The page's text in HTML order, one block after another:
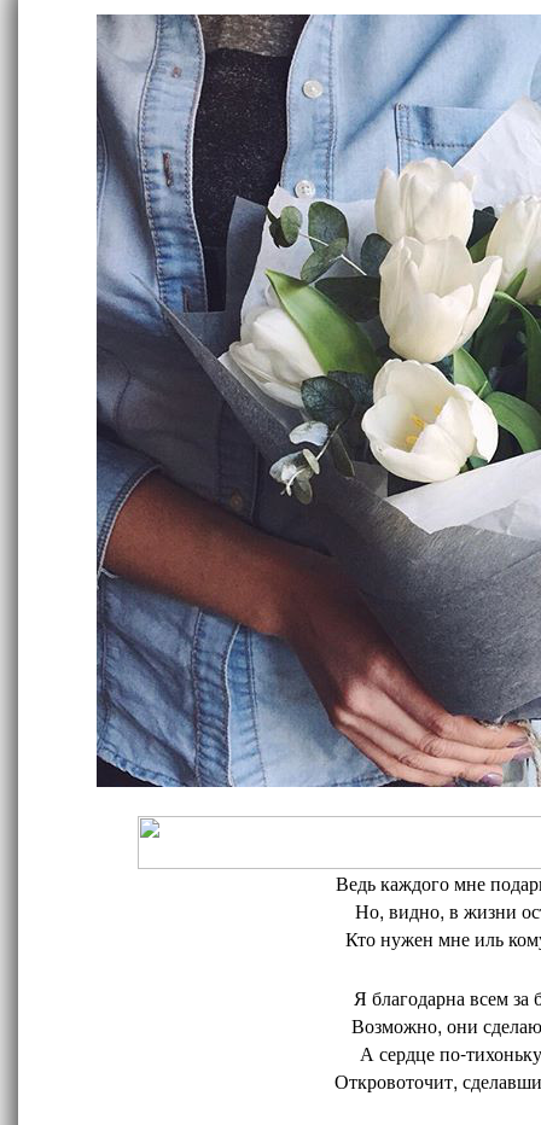
Ведь каждого мне
Но, видно, в жизни
Кто нужен мне иль
Я благодарна всем за
Возможно, они
А сердце по-
Откровоточит,